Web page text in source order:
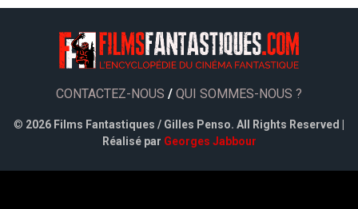
CONTACTEZ-NOUS / QUI SOMMES-NOUS ?
© 2026 Films Fantastiques / Gilles Penso. All Rights Reserved |
Réalisé par Georges Jabbour